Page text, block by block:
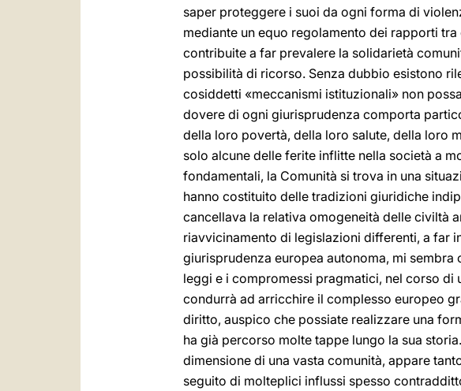
saper proteggere i suoi da ogni forma di
mediante un equo regolamento dei rapporti
contribuite a far prevalere la solidarietà
possibilità di ricorso. Senza dubbio esistono
cosiddetti «meccanismi istituzionali» non
dovere di ogni giurisprudenza comporta
della loro povertà, della loro salute, della loro
solo alcune delle ferite inflitte nella società a
fondamentali, la Comunità si trova in una
hanno costituito delle tradizioni giuridiche
cancellava la relativa omogeneità delle civiltà
riavvicinamento di legislazioni differenti, a far
giurisprudenza europea autonoma, mi
leggi e i compromessi pragmatici, nel corso
condurrà ad arricchire il complesso europeo
diritto, auspico che possiate realizzare una
ha già percorso molte tappe lungo la sua
dimensione di una vasta comunità, appare
seguito di molteplici influssi spesso